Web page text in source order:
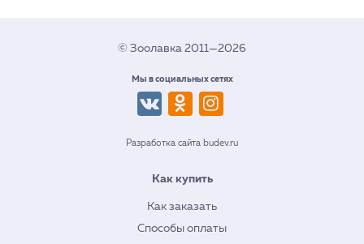
© Зоолавка 2011—2026
Мы в социальных сетях
Разработка сайта budev.ru
Как купить
Как заказать
Способы оплаты